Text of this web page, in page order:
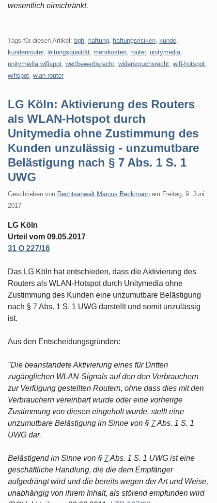
wesentlich einschränkt.
Tags für diesen Artikel: bgh haftung haftungsrisiken kunde
kundenrouter, leitungsqualität mehrkosten router, unitymedia
unitymedia wifispot wettbewerbsrecht widerspruchsrecht wifi-hotspot
wifispot wlan-router
LG Köln: Aktivierung des Routers
als WLAN-Hotspot durch
Unitymedia ohne Zustimmung des
Kunden unzulässig - unzumutbare
Belästigung nach § 7 Abs. 1 S. 1
UWG
Geschrieben von Rechtsanwalt Marcus Beckmann am Freitag, 9. Juni
2017
LG Köln
Urteil vom 09.05.2017
31 O 227/16
Das LG Köln hat entschieden, dass die Aktivierung des
Routers als WLAN-Hotspot durch Unitymedia ohne
Zustimmung des Kunden eine unzumutbare Belästigung
nach § 7 Abs. 1 S. 1 UWG darstellt und somit unzulässig
ist.
Aus den Entscheidungsgründen:
"Die beanstandete Aktivierung eines für Dritten
zugänglichen WLAN-Signals auf den den Verbrauchern
zur Verfügung gestellten Routern, ohne dass dies mit den
Verbrauchern vereinbart wurde oder eine vorherige
Zustimmung von diesen eingeholt wurde, stellt eine
unzumutbare Belästigung im Sinne von § 7Abs. 1 S. 1
UWG dar.
Belästigend im Sinne von § 7Abs. 1 S. 1 UWG ist eine
geschäftliche Handlung, die die dem Empfänger
aufgedrängt wird und die bereits wegen der Art und Weise,
unabhängig von ihrem Inhalt, als störend empfunden wird